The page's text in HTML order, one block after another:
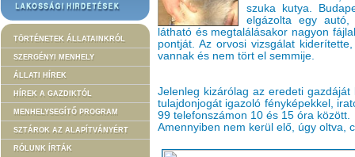
TÖRTÉNETEK ÁLLATAINKRÓL
SZERGÉNYI MENHELY
ÁLLATI HÍREK
HÍREK A GAZDIKTÓL
MENHELYSEGÍTŐ PROGRAM
SZTÁROK AZ ALAPÍTVÁNYÉRT
RÓLUNK ÍRTÁK
szuka kutya.
elgázolta egy
látható és megtalálásakor nagyon
pontját. Az orvosi vizsgálat
vannak és nem tört el semmije.
Jelenleg kizárólag az eredeti
tulajdonjogát igazoló fényképekkel,
99 telefonszámon 10 és 15 óra között.
Amennyiben nem kerül elő, úgy oltva,